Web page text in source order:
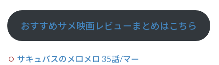
おすすめサメ映画レビューまとめはこちら
サキュバスのメロメロ 35話/マー